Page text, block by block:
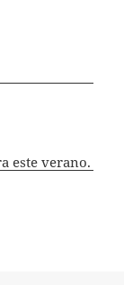
este verano.